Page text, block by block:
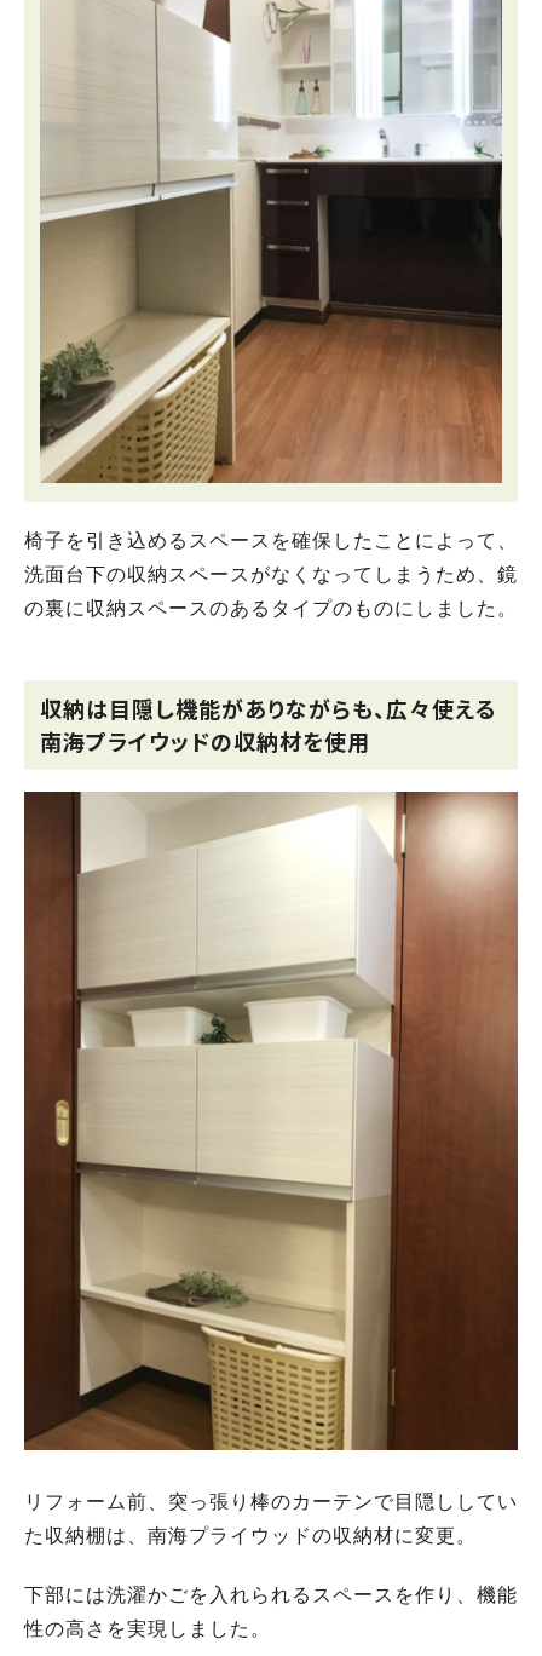
椅子を引き込めるスペースを確保したことによって、
洗面台下の収納スペースがなくなってしまうため、鏡
の裏に収納スペースのあるタイプのものにしました。
収納は目隠し機能がありながらも、広々使える
南海プライウッドの収納材を使用
リフォーム前、突っ張り棒のカーテンで目隠ししてい
た収納棚は、南海プライウッドの収納材に変更。
下部には洗濯かごを入れられるスペースを作り、機能
性の高さを実現しました。